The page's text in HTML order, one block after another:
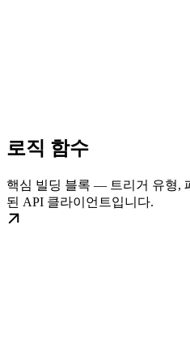
로직 함수
핵심 빌딩 블록 — 트리거 유형,
된 API 클라이언트입니다.